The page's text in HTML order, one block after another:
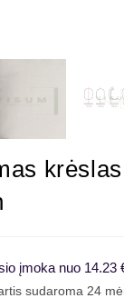
įmoka nuo 14.23
24 mėn.